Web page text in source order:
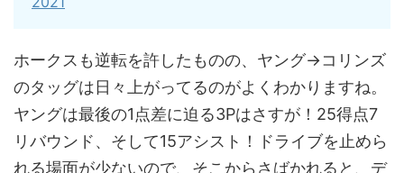
ホークスも逆転を許したものの、ヤング→コリンズ
のタッグは日々上がってるのがよくわかりますね。
ヤングは最後の1点差に迫る3Pはさすが！25得点7
リバウンド、そして15アシスト！ドライブを止めら
れる場面が少ないので、そこからさばかれると、デ